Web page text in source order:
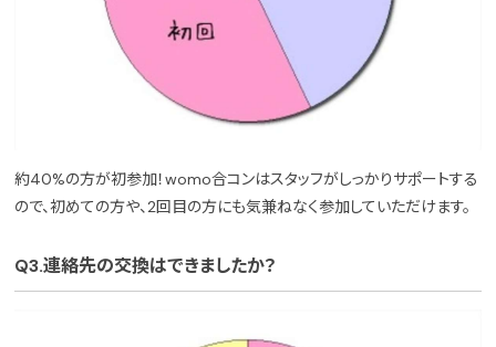
約40%の方が初参加！womo合コンはスタッフがしっかりサポートする
ので、初めての方や、2回目の方にも気兼ねなく参加していただけます。
Q3.連絡先の交換はできましたか？